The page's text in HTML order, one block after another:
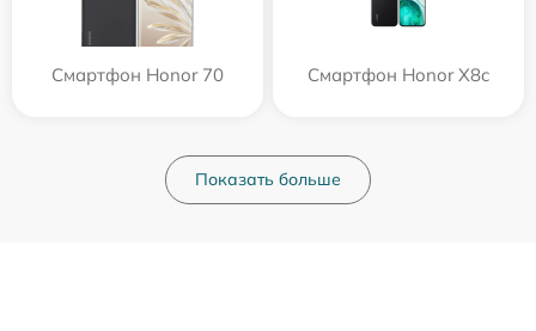
Смартфон Honor 70 Смартфон Honor X8c
Показать больше